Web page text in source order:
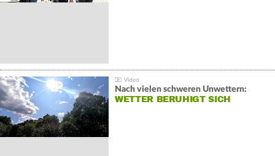
Nach vielen schweren Unwettern:
WETTER BERUHIGT SICH